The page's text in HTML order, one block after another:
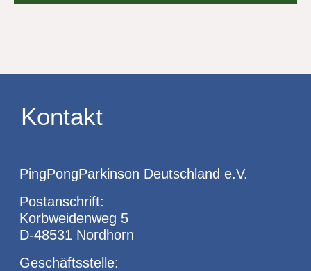
Kontakt
PingPongParkinson Deutschland e.V.
Postanschrift:
Korbweidenweg 5
D-48531 Nordhorn
Geschäftsstelle: